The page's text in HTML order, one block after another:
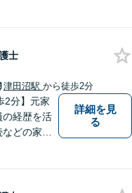
士
津田沼駅 から徒歩2分
2分】元家
の経歴を活
どの家事
詳細を見
る